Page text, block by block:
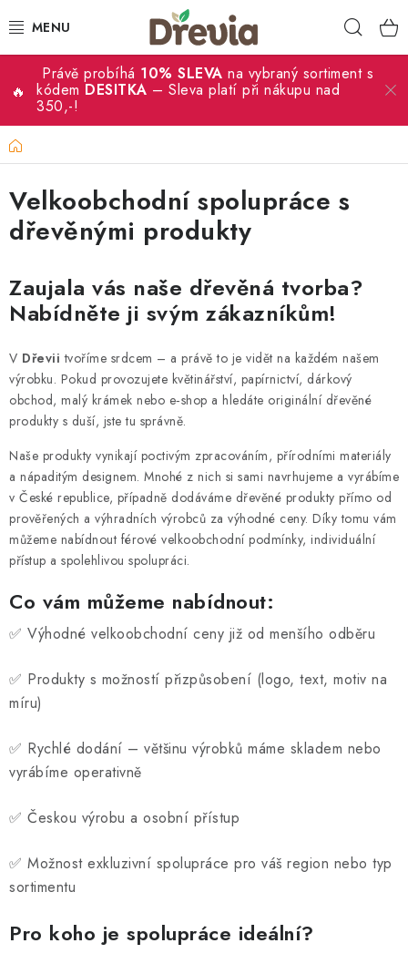
na
SVATBA 💍
DÁRKY
KUCHYŇSKÉ POTŘEBY
PŘÍLEŽITOSTI
MATERIÁLY A TVOŘENÍ
PRO FIRMY
NOVINKY
VÝPRODEJ 🔥
Hodnocení obchodu
Stav objednávky
Dřeviny a certifikáty
Pro firmy Velkoobchod
Právě probíhá 10% SLEVA na vybraný sortiment s
kódem DESITKA – Sleva platí při nákupu nad
350,-!
Domů
Velkoobchodní spolupráce s
dřevěnými produkty
Zaujala vás naše dřevěná tvorba?
Nabídněte ji svým zákazníkům!
V Dřevii tvoříme srdcem – a právě to je vidět na každém našem
výrobku. Pokud provozujete květinářství, papírnictví, dárkový
obchod, malý krámek nebo e‑shop a hledáte originální dřevěné
produkty s duší, jste tu správně.
Naše produkty vynikají poctivým zpracováním, přírodními materiály
a nápaditým designem. Mnohé z nich si sami navrhujeme a vyrábíme
v České republice, případně dodáváme dřevěné produkty přímo od
prověřených a výhradních výrobců za výhodné ceny. Díky tomu vám
můžeme nabídnout férové velkoobchodní podmínky, individuální
přístup a spolehlivou spolupráci.
Co vám můžeme nabídnout:
✅ Výhodné velkoobchodní ceny již od menšího odběru
✅ Produkty s možností přizpůsobení (logo, text, motiv na
míru)
✅ Rychlé dodání – většinu výrobků máme skladem nebo
vyrábíme operativně
✅ Českou výrobu a osobní přístup
✅ Možnost exkluzivní spolupráce pro váš region nebo typ
sortimentu
Pro koho je spolupráce ideální?